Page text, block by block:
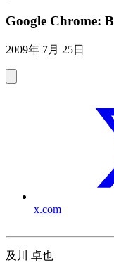
Google Chrome:
2009年 7月 25日
x.com
及川 卓也